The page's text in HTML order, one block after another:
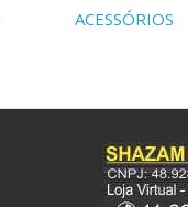
ACESSÓRIOS